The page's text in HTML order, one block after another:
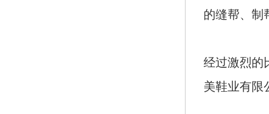
的缝帮、制
经过激烈的
美鞋业有限